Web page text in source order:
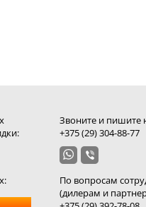
Звоните и пишите
+375 (29) 304-88-77
По вопросам
(дилерам и